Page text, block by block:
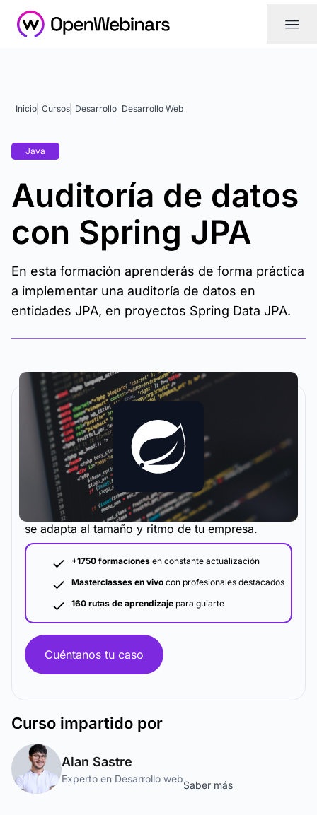
|||
Inicio Cursos Desarrollo Desarrollo Web
Java
Auditoría de datos
con Spring JPA
En esta formación aprenderás de forma práctica
a implementar una auditoría de datos en
entidades JPA, en proyectos Spring Data JPA.
La metodología y plataforma de formación que
se adapta al tamaño y ritmo de tu empresa.
+1750 formaciones en constante actualización
Masterclasses en vivo con profesionales destacados
160 rutas de aprendizaje para guiarte
Cuéntanos tu caso
Curso impartido por
Alan Sastre
Experto en Desarrollo web
Saber más